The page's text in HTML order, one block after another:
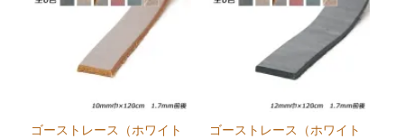
ゴーストレース（ホワイト
ゴーストレース（ホワイト